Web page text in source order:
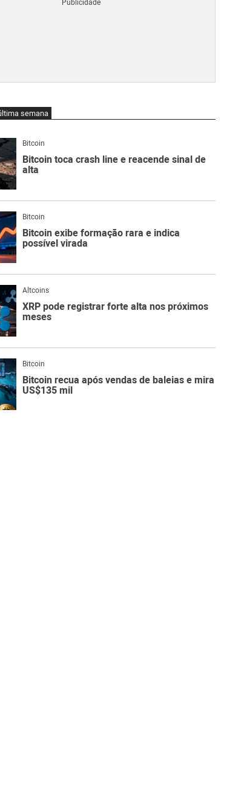
semana
Bitcoin
Bitcoin toca crash line e reacende sinal de
alta
Bitcoin
Bitcoin exibe formação rara e indica
possível virada
Altcoins
XRP pode registrar forte alta nos próximos
meses
Bitcoin
Bitcoin recua após vendas de baleias e mira
US$135 mil